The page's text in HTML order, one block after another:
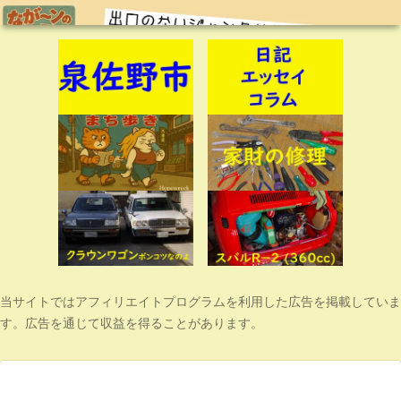
当サイトではアフィリエイトプログラムを利用した広告を掲載していま
す。広告を通じて収益を得ることがあります。